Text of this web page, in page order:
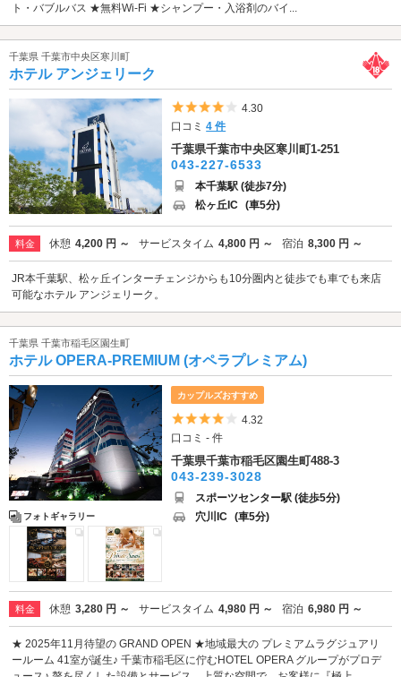
ト・バブルバス ★無料Wi-Fi ★シャンプー・入浴剤のバイ...
千葉県 千葉市中央区寒川町
ホテル アンジェリーク
5つ星のうち4
4.30
口コミ4 件
千葉県千葉市中央区寒川町1-251
043-227-6533
本千葉駅 (徒歩7分)
松ヶ丘IC (車5分)
料金 休憩 4,200 円 ～ サービスタイム 4,800 円 ～ 宿泊 8,300 円 ～
JR本千葉駅、松ヶ丘インターチェンジからも10分圏内と徒歩でも車でも来店
可能なホテル アンジェリーク。
千葉県 千葉市稲毛区園生町
ホテル OPERA-PREMIUM (オペラプレミアム)
フォトギャラリー
カップルズおすすめ
5つ星のうち4
4.32
口コミ - 件
千葉県千葉市稲毛区園生町488-3
043-239-3028
スポーツセンター駅 (徒歩5分)
穴川IC (車5分)
料金 休憩 3,280 円 ～ サービスタイム 4,980 円 ～ 宿泊 6,980 円 ～
★ 2025年11月待望の GRAND OPEN ★地域最大の プレミアムラグジュアリ
ールーム 41室が誕生♪ 千葉市稲毛区に佇むHOTEL OPERA グループがプロデ